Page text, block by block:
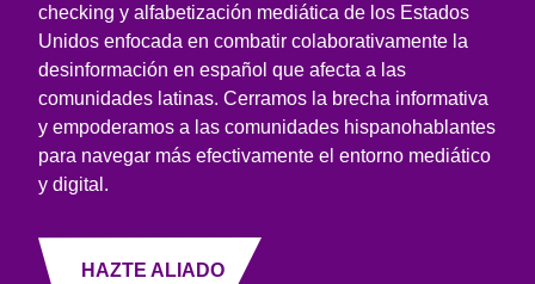
checking y alfabetización mediática de los Estados
Unidos enfocada en combatir colaborativamente la
desinformación en español que afecta a las
comunidades latinas. Cerramos la brecha informativa
y empoderamos a las comunidades hispanohablantes
para navegar más efectivamente el entorno mediático
y digital.
HAZTE ALIADO